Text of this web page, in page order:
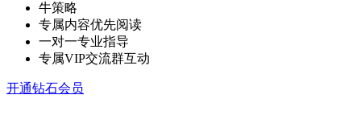
牛策略
专属内容优先阅读
一对一专业指导
专属VIP交流群互动
开通钻石会员